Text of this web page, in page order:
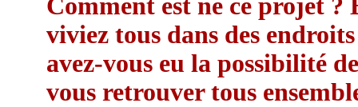
Comment est né ce projet ?
viviez tous dans des
avez-vous eu la possibilité
vous retrouver tous